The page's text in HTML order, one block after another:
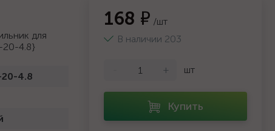
для
20-4.8}
4.8
168 ₽ /шт
В наличии 203
+ шт
Купить